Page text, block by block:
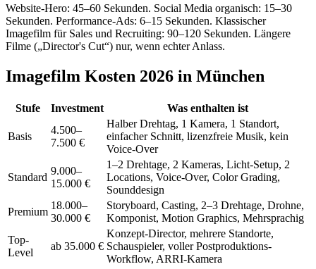
Website-Hero: 45–60 Sekunden. Social Media organisch: 15–30
Sekunden. Performance-Ads: 6–15 Sekunden. Klassischer
Imagefilm für Sales und Recruiting: 90–120 Sekunden. Längere
Filme („Director's Cut“) nur, wenn echter Anlass.
Imagefilm Kosten 2026 in München
Stufe Investment Was enthalten ist
Basis
4.500–
7.500 €
Halber Drehtag, 1 Kamera, 1 Standort,
einfacher Schnitt, lizenzfreie Musik, kein
Voice-Over
Standard
9.000–
15.000 €
1–2 Drehtage, 2 Kameras, Licht-Setup, 2
Locations, Voice-Over, Color Grading,
Sounddesign
Premium
18.000–
30.000 €
Storyboard, Casting, 2–3 Drehtage, Drohne,
Komponist, Motion Graphics, Mehrsprachig
Top-
Level
ab 35.000 €
Konzept-Director, mehrere Standorte,
Schauspieler, voller Postproduktions-
Workflow, ARRI-Kamera